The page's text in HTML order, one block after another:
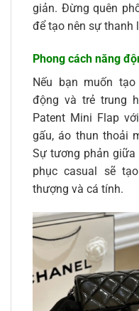
giản. Đừng quên
để tạo nên sự thanh
Phong cách năng
Nếu bạn muốn
động và trẻ trung
Patent Mini Flap
gấu, áo thun thoải
Sự tương phản giữa
phục casual sẽ
thượng và cá tính.